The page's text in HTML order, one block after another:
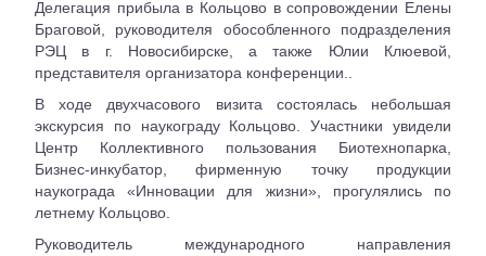
Делегация прибыла в Кольцово в сопровождении Елены
Браговой, руководителя обособленного подразделения
РЭЦ в г. Новосибирске, а также Юлии Клюевой,
представителя организатора конференции..
В ходе двухчасового визита состоялась небольшая
экскурсия по наукограду Кольцово. Участники увидели
Центр Коллективного пользования Биотехнопарка,
Бизнес-инкубатор, фирменную точку продукции
наукограда «Инновации для жизни», прогулялись по
летнему Кольцово.
Руководитель международного направления